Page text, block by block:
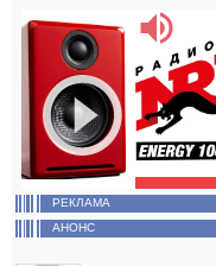
РЕКЛАМА
АНОНС